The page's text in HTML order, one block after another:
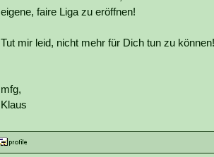
eigene, faire Liga zu eröffnen!
Tut mir leid, nicht mehr für Dich tun zu können!
mfg,
Klaus